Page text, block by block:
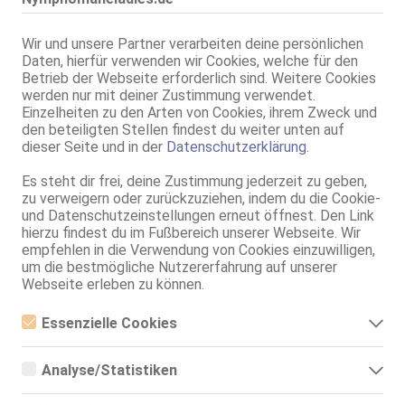
Wir und unsere Partner verarbeiten deine persönlichen
Daten, hierfür verwenden wir Cookies, welche für den
Betrieb der Webseite erforderlich sind. Weitere Cookies
werden nur mit deiner Zustimmung verwendet.
Einzelheiten zu den Arten von Cookies, ihrem Zweck und
den beteiligten Stellen findest du weiter unten auf
dieser Seite und in der Datenschutzerklärung.
Es steht dir frei, deine Zustimmung jederzeit zu geben,
zu verweigern oder zurückzuziehen, indem du die Cookie-
und Datenschutzeinstellungen erneut öffnest. Den Link
hierzu findest du im Fußbereich unserer Webseite. Wir
empfehlen in die Verwendung von Cookies einzuwilligen,
um die bestmögliche Nutzererfahrung auf unserer
Webseite erleben zu können.
Essenzielle Cookies
Essenzielle Cookies sind alle notwendigen Cookies, die für den
ermöglicht werden. Die Webseite kann ohne diese Cookies nicht
Analyse/Statistiken
Analyse- bzw. Statistikcookies sind Cookies, die der Analyse der
Stuttgart
TS Isabela Pantera Negra
TS, 80E(DD), KF 38, 1.83m, total rasiert, Latina
AV, 69, GF6, Franz b. Ihr, BV, MMF, Schmu., Kuscheln
Stuttgart VIDEO
TS Valeria
ZK, AV, 69, GF6, NSa, NSp, Franz b. Ihr
Stuttgart
3.3km, Hornbergstr. 5a
Top TS Luzi
TS, asiatisch